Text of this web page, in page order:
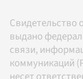
Свидетельство
выдано
связи,
коммуникаций